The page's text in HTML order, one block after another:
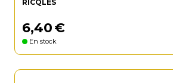
RICQLÈS
6,40€
En stock